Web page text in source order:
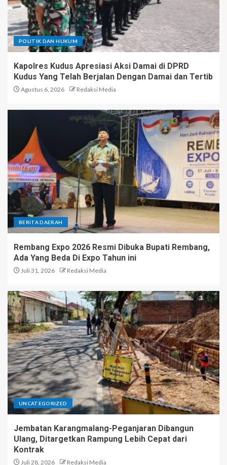
POLITIK DAN HUKUM
Kapolres Kudus Apresiasi Aksi Damai di DPRD
Kudus Yang Telah Berjalan Dengan Damai dan Tertib
Agustus 6, 2026 Redaksi Media
BERITA DAERAH
Rembang Expo 2026 Resmi Dibuka Bupati Rembang,
Ada Yang Beda Di Expo Tahun ini
Juli 31, 2026 Redaksi Media
UNCATEGORIZED
Jembatan Karangmalang-Peganjaran Dibangun
Ulang, Ditargetkan Rampung Lebih Cepat dari
Kontrak
Juli 28, 2026 Redaksi Media